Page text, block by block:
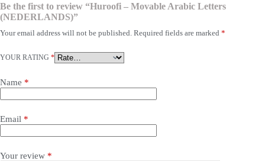
Be the first to review “Huroofi – Movable Arabic Letters
(NEDERLANDS)”
Your email address will not be published. Required fields are marked *
YOUR RATING *
Name *
Email *
Your review *